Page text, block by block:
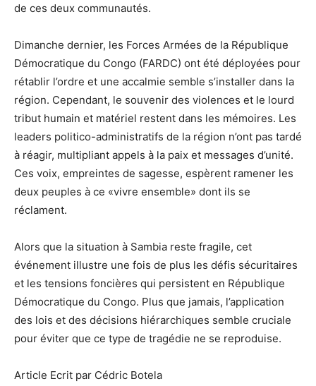
de ces deux communautés.
Dimanche dernier, les Forces Armées de la République
Démocratique du Congo (FARDC) ont été déployées pour
rétablir l’ordre et une accalmie semble s’installer dans la
région. Cependant, le souvenir des violences et le lourd
tribut humain et matériel restent dans les mémoires. Les
leaders politico-administratifs de la région n’ont pas tardé
à réagir, multipliant appels à la paix et messages d’unité.
Ces voix, empreintes de sagesse, espèrent ramener les
deux peuples à ce «vivre ensemble» dont ils se
réclament.
Alors que la situation à Sambia reste fragile, cet
événement illustre une fois de plus les défis sécuritaires
et les tensions foncières qui persistent en République
Démocratique du Congo. Plus que jamais, l’application
des lois et des décisions hiérarchiques semble cruciale
pour éviter que ce type de tragédie ne se reproduise.
Article Ecrit par Cédric Botela